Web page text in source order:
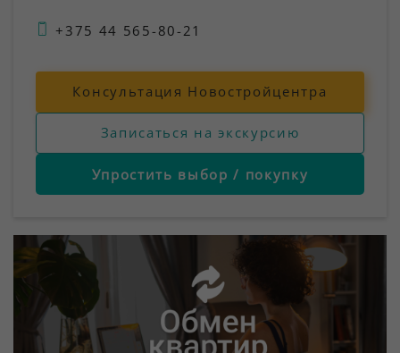
+375 44 565-80-21
Консультация Новостройцентра
Записаться на экскурсию
Упростить выбор / покупку